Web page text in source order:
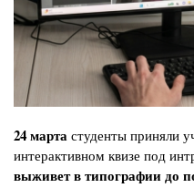
24 марта студенты приняли
интерактивном квизе под
выживет в типографии до